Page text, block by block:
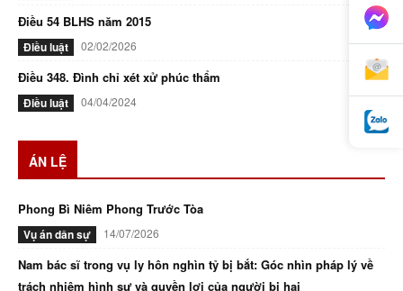
Điều 54 BLHS năm 2015
Điều luật 02/02/2026
Điều 348. Đình chỉ xét xử phúc thẩm
Điều luật 04/04/2024
ÁN LỆ
Phong Bì Niêm Phong Trước Tòa
Vụ án dân sự 14/07/2026
Nam bác sĩ trong vụ ly hôn nghìn tỷ bị bắt: Góc nhìn pháp lý về
trách nhiệm hình sự và quyền lợi của người bị hại